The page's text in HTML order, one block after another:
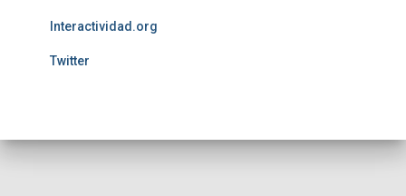
Interactividad.org
Twitter